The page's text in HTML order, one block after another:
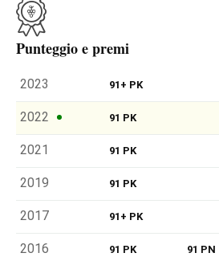
Punteggio e premi
2023 91+ PK
2022 91 PK
2021 91 PK
2019 91 PK
2017 91+ PK
2016 91 PK 91 PN